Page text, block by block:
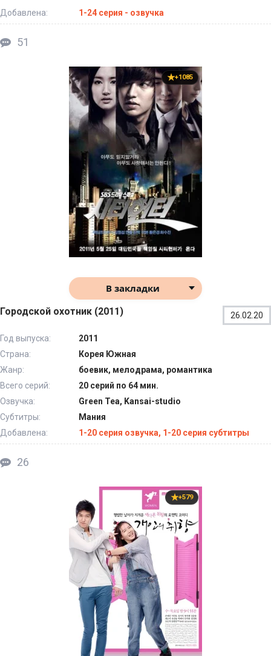
Добавлена: 1-24 серия - озвучка
51
+1085
В закладки
Городской охотник (2011) 26.02.20
Год выпуска:
2011
Страна:
Корея Южная
Жанр:
боевик, мелодрама, романтика
Всего серий:
20 серий по 64 мин.
Озвучка:
Green Tea, Kansai-studio
Субтитры:
Мания
Добавлена:
1-20 серия озвучка, 1-20 серия субтитры
26
+579